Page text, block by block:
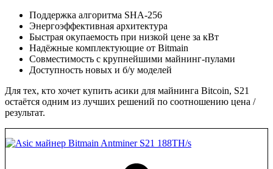
Поддержка алгоритма SHA-256
Энергоэффективная архитектура
Быстрая окупаемость при низкой цене за кВт
Надёжные комплектующие от Bitmain
Совместимость с крупнейшими майнинг-пулами
Доступность новых и б/у моделей
Для тех, кто хочет купить асики для майнинга Bitcoin, S21
остаётся одним из лучших решений по соотношению цена /
результат.